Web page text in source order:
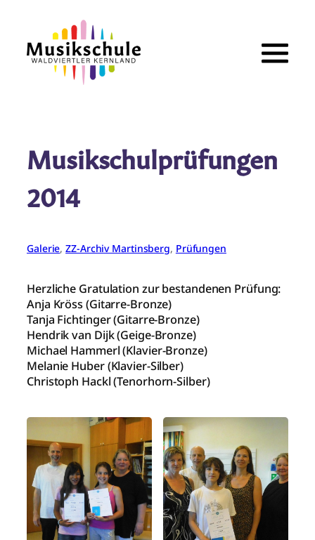
springen
Musikschulprüfungen
2014
Galerie, ZZ-Archiv Martinsberg, Prüfungen
Herzliche Gratulation zur bestandenen Prüfung:
Anja Kröss (Gitarre-Bronze)
Tanja Fichtinger (Gitarre-Bronze)
Hendrik van Dijk (Geige-Bronze)
Michael Hammerl (Klavier-Bronze)
Melanie Huber (Klavier-Silber)
Christoph Hackl (Tenorhorn-Silber)